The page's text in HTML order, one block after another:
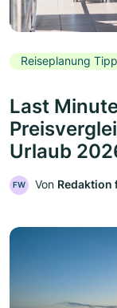
Reiseplanung
Last
Urlaub
FW Von Redaktion